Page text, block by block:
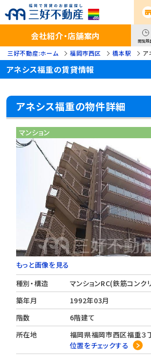
会社紹介・店舗案内 閲覧履
三好不動産:ホーム 福岡市西区 橋本駅 ア
アネシス福重の賃貸情報
アネシス福重の物件詳細
マンション
もっと画像を見る
種別・構造
マンションRC(鉄筋コンク
築年月
1992年03月
階数
6階建て
所在地
福岡県福岡市西区福重
位置をチェックする